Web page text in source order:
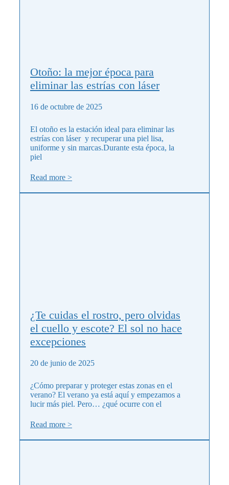
Otoño: la mejor época para
eliminar las estrías con láser
16 de octubre de 2025
El otoño es la estación ideal para eliminar las
estrías con láser y recuperar una piel lisa,
uniforme y sin marcas.Durante esta época, la
piel
Read more >
¿Te cuidas el rostro, pero olvidas
el cuello y escote? El sol no hace
excepciones
20 de junio de 2025
¿Cómo preparar y proteger estas zonas en el
verano? El verano ya está aquí y empezamos a
lucir más piel. Pero… ¿qué ocurre con el
Read more >